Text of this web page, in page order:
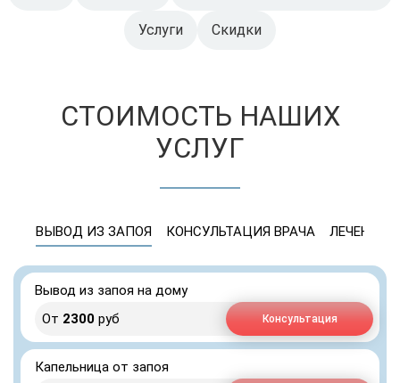
Услуги Скидки
СТОИМОСТЬ НАШИХ
УСЛУГ
ВЫВОД ИЗ ЗАПОЯ КОНСУЛЬТАЦИЯ ВРАЧА ЛЕЧЕНИЕ
Вывод из запоя на дому
От 2300 руб Консультация
Капельница от запоя